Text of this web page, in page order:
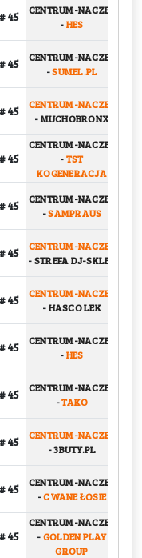
# 45
CENTRUM-NACZEP
-HES
# 45
CENTRUM-NACZEP
-SUMEL.PL
# 45
CENTRUM-NACZEP
-MUCHOBRONX
# 45
CENTRUM-NACZEP
-TST
KOGENERACJA
# 45
CENTRUM-NACZEP
-SAMPRAUS
# 45
CENTRUM-NACZEP
-STREFA DJ-SKLEP
# 45
CENTRUM-NACZEP
-HASCO LEK
# 45
CENTRUM-NACZEP
-HES
# 45
CENTRUM-NACZEP
-TAKO
# 45
CENTRUM-NACZEP
-3BUTY.PL
# 45
CENTRUM-NACZEP
-CWANE ŁOSIE
# 45
CENTRUM-NACZEP
-GOLDEN PLAY
GROUP